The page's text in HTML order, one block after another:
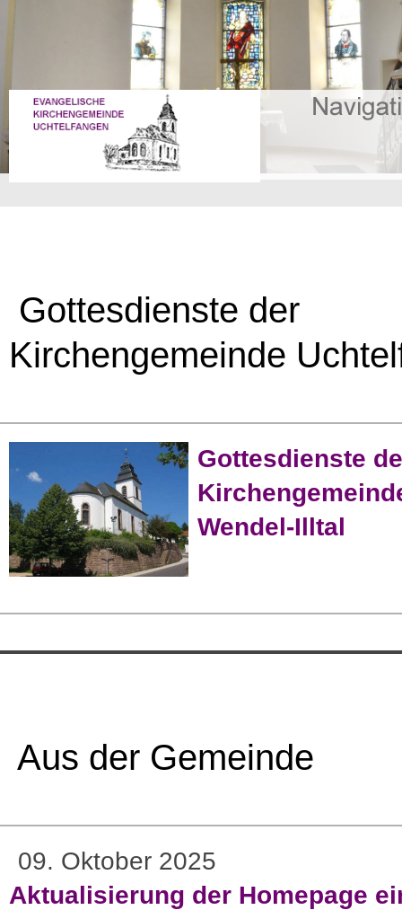
Gottesdienste der
Kirchengemeinde
Gottesdienste
Wendel-Illtal
Aus der Gemeinde
09. Oktober 2025
Aktualisierung der Homepage